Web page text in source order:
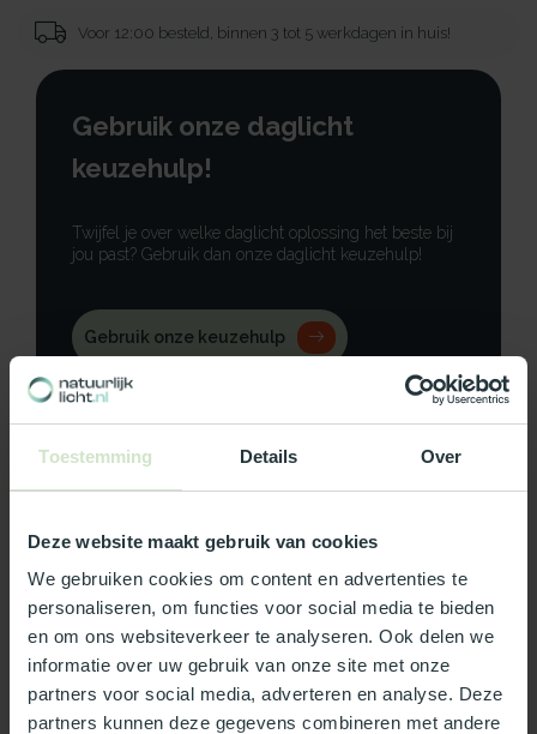
Toestemming Details Over
Deze website maakt gebruik van cookies
We gebruiken cookies om content en advertenties te
personaliseren, om functies voor social media te bieden
en om ons websiteverkeer te analyseren. Ook delen we
informatie over uw gebruik van onze site met onze
partners voor social media, adverteren en analyse. Deze
partners kunnen deze gegevens combineren met andere
Voor 12:00 besteld, binnen 3 tot 5 werkdagen in huis!
Gebruik onze daglicht
keuzehulp!
Twijfel je over welke daglicht oplossing het beste bij
jou past? Gebruik dan onze daglicht keuzehulp!
Gebruik onze keuzehulp
Neem contact op
Productomschrijving
Specificaties
Reviews